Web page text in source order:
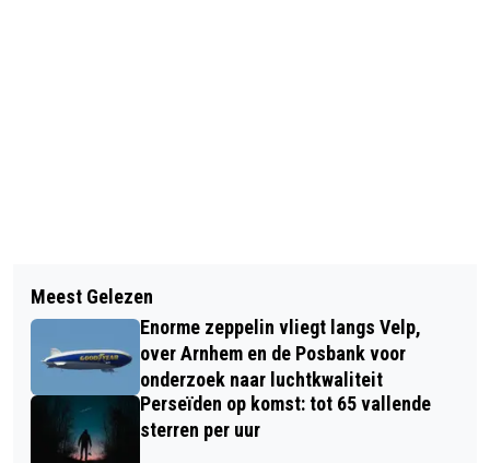
SOHBET BARBECUE CAFÉ &
RESTAURANT OPENT IN VELP
MEDE-INITIATIEFNEMERS GEZOCHT
VOOR REALISEREN STEEGS
VOEDSELPARK
Meest Gelezen
Enorme zeppelin vliegt langs Velp,
over Arnhem en de Posbank voor
onderzoek naar luchtkwaliteit
Perseïden op komst: tot 65 vallende
sterren per uur